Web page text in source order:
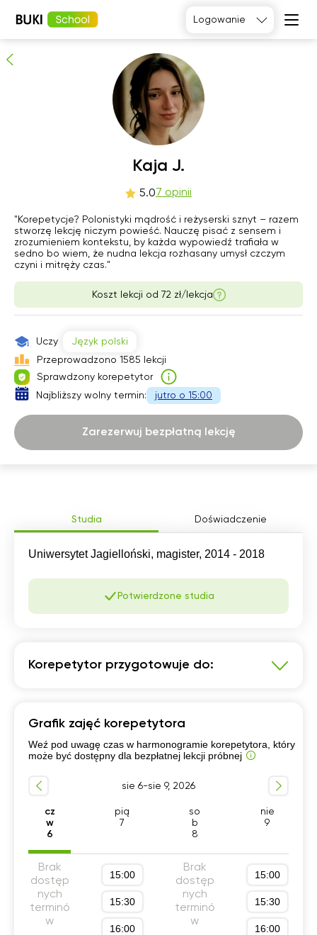
Matematyka
Język polski
Język
angielski
Język
francuski
Język
Logowanie
Kaja J. 7 osób poleca
Studia Doświadczenie
Uniwersytet Jagielloński, magister, 2014 - 2018
Potwierdzone studia
Korepetytor przygotowuje do:
Przygotowanie do matury podstawowej
Przygotowanie do matury rozszerzonej
Szkola średnia (profil rozszerzony)
Grafik zajęć korepetytora
Weź pod uwagę czas w harmonogramie korepetytora, który
może być dostępny dla bezpłatnej lekcji próbnej
sie 6-sie 9, 2026
cz
w
6
pią
7
so
b
8
nie
9
Brak
dostęp
nych
terminó
w
15:00
15:30
16:00
Brak
dostęp
nych
terminó
w
15:00
15:30
16:00
Kaja J.
5.07 opinii
"Korepetycje? Polonistyki mądrość i reżyserski sznyt – razem
stworzę lekcję niczym powieść. Nauczę pisać z sensem i
zrozumieniem kontekstu, by każda wypowiedź trafiała w
sedno bo wiem, że nudna lekcja rozhasany umysł czczym
czyni i mitręży czas."
Koszt lekcji od 72 zł/lekcja
Uczy
Język polski
Przeprowadzono 1585 lekcji
Sprawdzony korepetytor
Najbliższy wolny termin:
jutro o 15:00
Zarezerwuj bezpłatną lekcję
pią
sob
Brak
dostępnych
terminów
15:00
Brak
dostępnych
15:00